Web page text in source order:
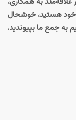
خود هستید، خوشحال
به جمع ما بپیوندید.